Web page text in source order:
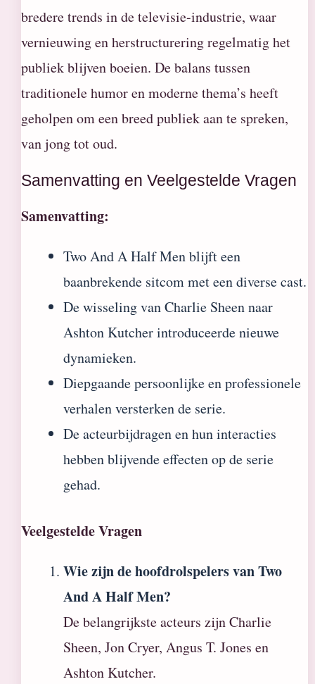
bredere trends in de televisie-industrie, waar
vernieuwing en herstructurering regelmatig het
publiek blijven boeien. De balans tussen
traditionele humor en moderne thema’s heeft
geholpen om een breed publiek aan te spreken,
van jong tot oud.
Samenvatting en Veelgestelde Vragen
Samenvatting:
Two And A Half Men blijft een
baanbrekende sitcom met een diverse cast.
De wisseling van Charlie Sheen naar
Ashton Kutcher introduceerde nieuwe
dynamieken.
Diepgaande persoonlijke en professionele
verhalen versterken de serie.
De acteurbijdragen en hun interacties
hebben blijvende effecten op de serie
gehad.
Veelgestelde Vragen
Wie zijn de hoofdrolspelers van Two
And A Half Men?
De belangrijkste acteurs zijn Charlie
Sheen, Jon Cryer, Angus T. Jones en
Ashton Kutcher.